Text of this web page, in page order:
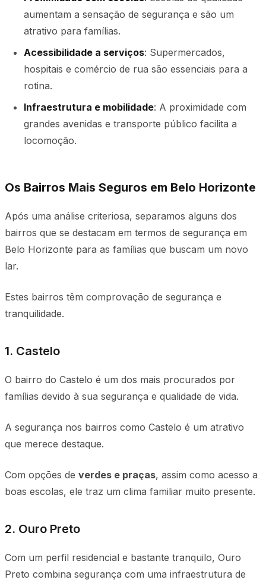
aumentam a sensação de segurança e são um
atrativo para famílias.
Acessibilidade a serviços: Supermercados,
hospitais e comércio de rua são essenciais para a
rotina.
Infraestrutura e mobilidade: A proximidade com
grandes avenidas e transporte público facilita a
locomoção.
Os Bairros Mais Seguros em Belo Horizonte
Após uma análise criteriosa, separamos alguns dos
bairros que se destacam em termos de segurança em
Belo Horizonte para as famílias que buscam um novo
lar.
Estes bairros têm comprovação de segurança e
tranquilidade.
1. Castelo
O bairro do Castelo é um dos mais procurados por
famílias devido à sua segurança e qualidade de vida.
A segurança nos bairros como Castelo é um atrativo
que merece destaque.
Com opções de verdes e praças, assim como acesso a
boas escolas, ele traz um clima familiar muito presente.
2. Ouro Preto
Com um perfil residencial e bastante tranquilo, Ouro
Preto combina segurança com uma infraestrutura de